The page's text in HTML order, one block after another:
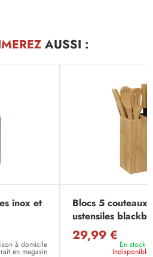
AUSSI :
inox et
à domicile
en magasin
Blocs 5 couteaux
ustensiles
29,99 €
En stock
Indisponible